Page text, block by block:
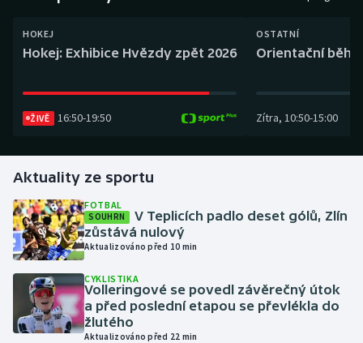
Biatlon
Boby a skeleton
Curling
Dostihy
Florbal
Futsal
Golf
Gymnastika
Aplikace ČT sport
AZ kvíz
HOKEJ
Hokej: Exhibice Hvězdy zpět 2026
ŽIVĚ 16:50-19:50
OSTATNÍ
Orientační běh:
Zítra, 10:50-15:00
Aktuality ze sportu
FOTBAL
SOUHRN
V Teplicích padlo deset gólů, Zlín
zůstává nulový
Aktualizováno před 10 min
CYKLISTIKA
Volleringové se povedl závěrečný útok
a před poslední etapou se převlékla do
žlutého
Aktualizováno před 22 min